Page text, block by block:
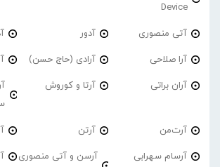
Device
آتی منصوری آدور
آرا صلاحی آرادی (حاج حسن)
آران براتی آرتا و کوروش
آرت‌من آرتن
آرسام سهرابی
آرسن و آتی منصوری